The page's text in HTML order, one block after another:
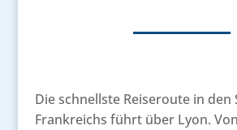
Die schnellste Reiseroute in den
Frankreichs führt über Lyon.